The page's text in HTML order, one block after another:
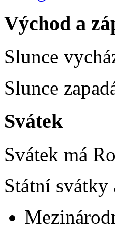
Východ a
Slunce
Slunce
Svátek
Svátek má
Státní svátky